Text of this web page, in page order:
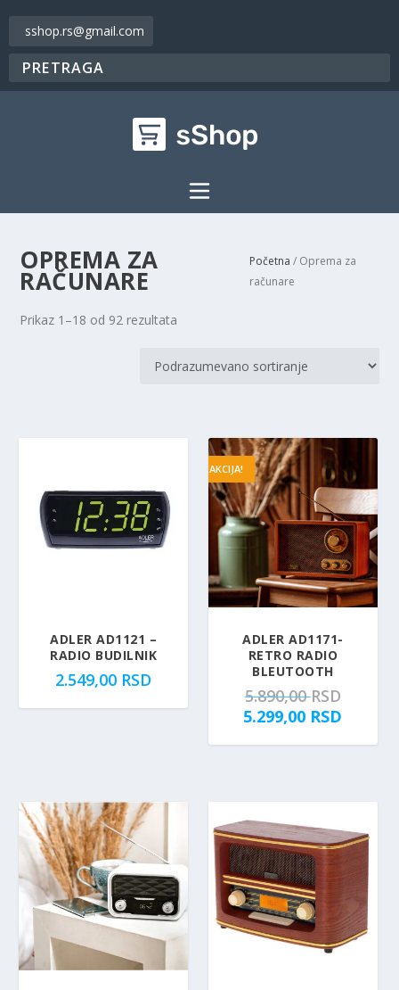
sshop.rs@gmail.com
OPREMA ZA
RAČUNARE
Početna / Oprema za
računare
Prikaz 1–18 od 92 rezultata
ADLER AD1121 –
RADIO BUDILNIK
2.549,00 RSD
AKCIJA!
ADLER AD1171-
RETRO RADIO
BLEUTOOTH
5.890,00RSDO
r
l
a
c
e
n
5.299,00 RSD
n
c
e
n
a